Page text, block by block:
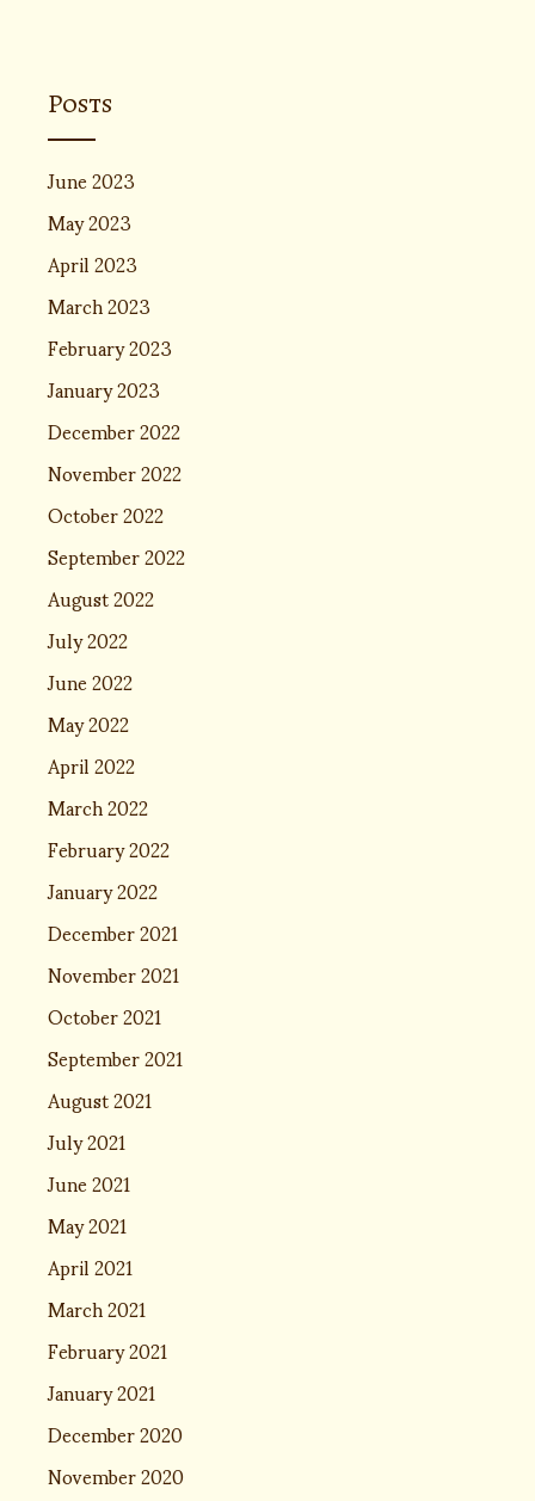
Posts
June 2023
May 2023
April 2023
March 2023
February 2023
January 2023
December 2022
November 2022
October 2022
September 2022
August 2022
July 2022
June 2022
May 2022
April 2022
March 2022
February 2022
January 2022
December 2021
November 2021
October 2021
September 2021
August 2021
July 2021
June 2021
May 2021
April 2021
March 2021
February 2021
January 2021
December 2020
November 2020